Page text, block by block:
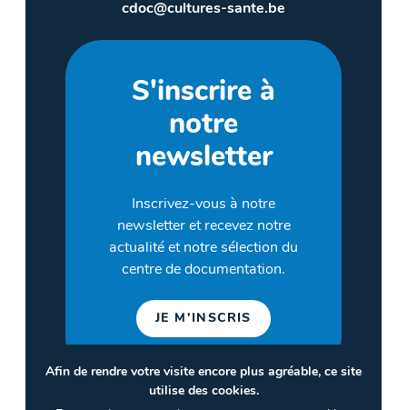
cdoc@cultures-sante.be
S'inscrire à
notre
newsletter
Inscrivez-vous à notre
newsletter et recevez notre
actualité et notre sélection du
centre de documentation.
JE M'INSCRIS
Afin de rendre votre visite encore plus agréable, ce site
utilise des cookies.